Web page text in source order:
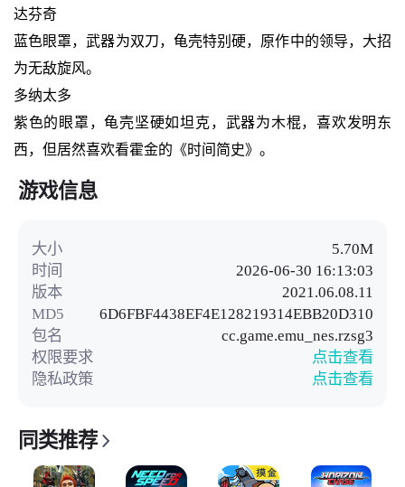
达芬奇
蓝色眼罩，武器为双刀，龟壳特别硬，原作中的领导，大招
为无敌旋风。
多纳太多
紫色的眼罩，龟壳坚硬如坦克，武器为木棍，喜欢发明东
西，但居然喜欢看霍金的《时间简史》。
游戏信息
大小
5.70M
时间
2026-06-30 16:13:03
版本
2021.06.08.11
MD5
6D6FBF4438EF4E128219314EBB20D310
包名
cc.game.emu_nes.rzsg3
权限要求
点击查看
隐私政策
点击查看
同类推荐